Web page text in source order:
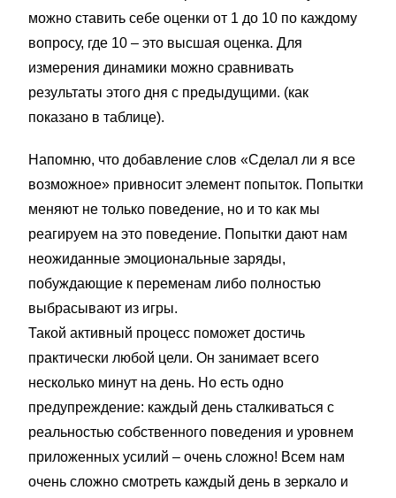
можно ставить себе оценки от 1 до 10 по каждому
вопросу, где 10 – это высшая оценка. Для
измерения динамики можно сравнивать
результаты этого дня с предыдущими. (как
показано в таблице).
Напомню, что добавление слов «Сделал ли я все
возможное» привносит элемент попыток. Попытки
меняют не только поведение, но и то как мы
реагируем на это поведение. Попытки дают нам
неожиданные эмоциональные заряды,
побуждающие к переменам либо полностью
выбрасывают из игры.
Такой активный процесс поможет достичь
практически любой цели. Он занимает всего
несколько минут на день. Но есть одно
предупреждение: каждый день сталкиваться с
реальностью собственного поведения и уровнем
приложенных усилий – очень сложно! Всем нам
очень сложно смотреть каждый день в зеркало и